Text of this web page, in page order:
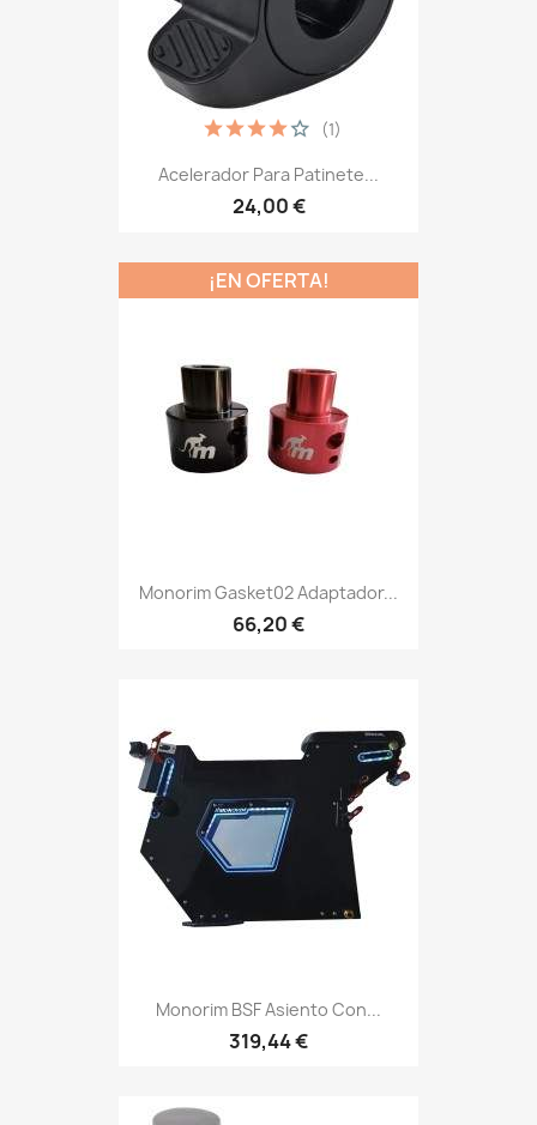
Acelerador Para Patinete...
24,00 €
(1)
Monorim Gasket02 Adaptador...
66,20 €
¡EN OFERTA!
Monorim BSF Asiento Con...
319,44 €